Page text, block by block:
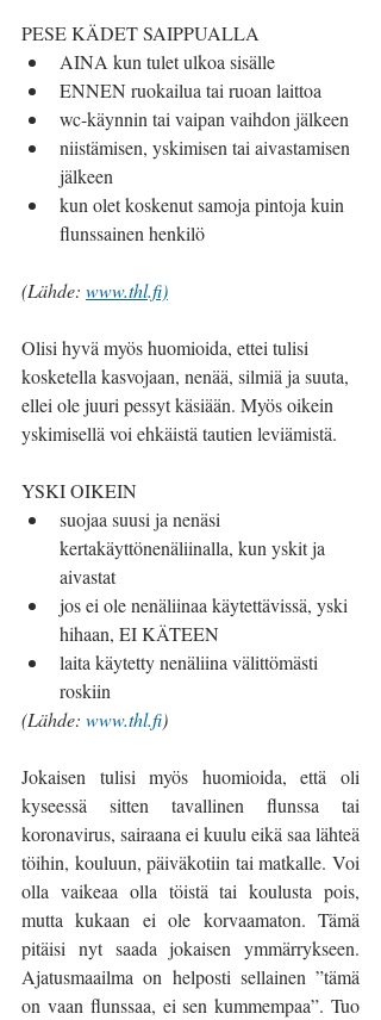
PESE KÄDET SAIPPUALLA
AINA kun tulet ulkoa sisälle
ENNEN ruokailua tai ruoan laittoa
wc-käynnin tai vaipan vaihdon jälkeen
niistämisen, yskimisen tai aivastamisen
jälkeen
kun olet koskenut samoja pintoja kuin
flunssainen henkilö
(Lähde: www.thl.fi)
Olisi hyvä myös huomioida, ettei tulisi
kosketella kasvojaan, nenää, silmiä ja suuta,
ellei ole juuri pessyt käsiään. Myös oikein
yskimisellä voi ehkäistä tautien leviämistä.
YSKI OIKEIN
suojaa suusi ja nenäsi
kertakäyttönenäliinalla, kun yskit ja
aivastat
jos ei ole nenäliinaa käytettävissä, yski
hihaan, EI KÄTEEN
laita käytetty nenäliina välittömästi
roskiin
(Lähde: www.thl.fi)
Jokaisen tulisi myös huomioida, että oli
kyseessä sitten tavallinen flunssa tai
koronavirus, sairaana ei kuulu eikä saa lähteä
töihin, kouluun, päiväkotiin tai matkalle. Voi
olla vaikeaa olla töistä tai koulusta pois,
mutta kukaan ei ole korvaamaton. Tämä
pitäisi nyt saada jokaisen ymmärrykseen.
Ajatusmaailma on helposti sellainen ”tämä
on vaan flunssaa, ei sen kummempaa”. Tuo